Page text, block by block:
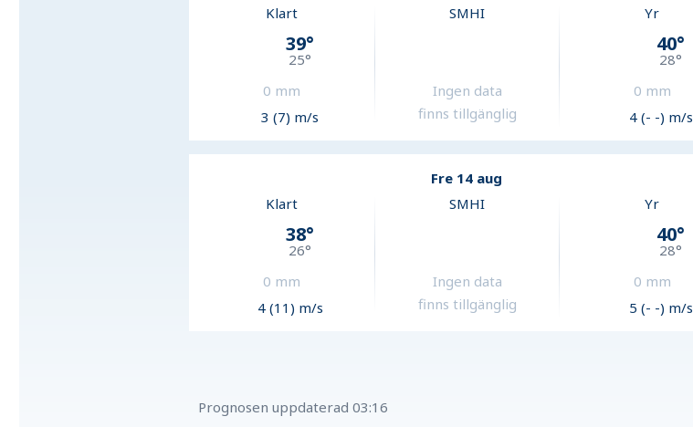
Klart
39°
25°
0 mm
3 (7) m/s
SMHI
Ingen data
finns tillgänglig
Yr
40°
28°
0 mm
4 (- -) m/s
Fre 14 aug
Klart
38°
26°
0 mm
4 (11) m/s
SMHI
Ingen data
finns tillgänglig
Yr
40°
28°
0 mm
5 (- -) m/s
Prognosen uppdaterad 03:16